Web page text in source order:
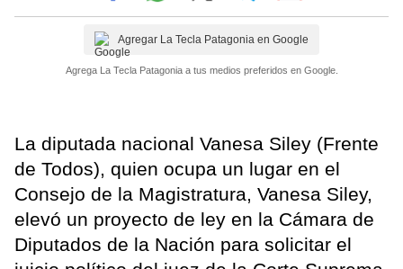
Agregar La Tecla Patagonia en Google
Agrega La Tecla Patagonia a tus medios preferidos en Google.
La diputada nacional Vanesa Siley (Frente
de Todos), quien ocupa un lugar en el
Consejo de la Magistratura, Vanesa Siley,
elevó un proyecto de ley en la Cámara de
Diputados de la Nación para solicitar el